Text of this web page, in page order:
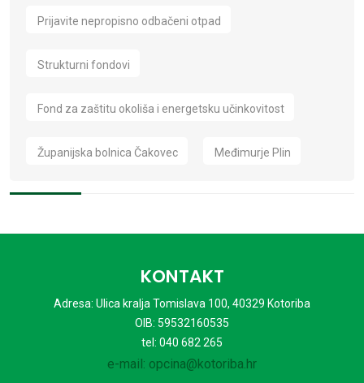
Prijavite nepropisno odbačeni otpad
Strukturni fondovi
Fond za zaštitu okoliša i energetsku učinkovitost
Županijska bolnica Čakovec Međimurje Plin
KONTAKT
Adresa: Ulica kralja Tomislava 100, 40329 Kotoriba
OIB: 59532160535
tel: 040 682 265
e-mail: opcina@kotoriba.hr